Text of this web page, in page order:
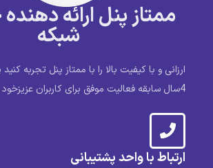
ممتاز پنل ارائه
شبکه
4سال سابقه فعالیت موفق برای کاربران عزیزخود
ارتباط با واحد پشتیبانی